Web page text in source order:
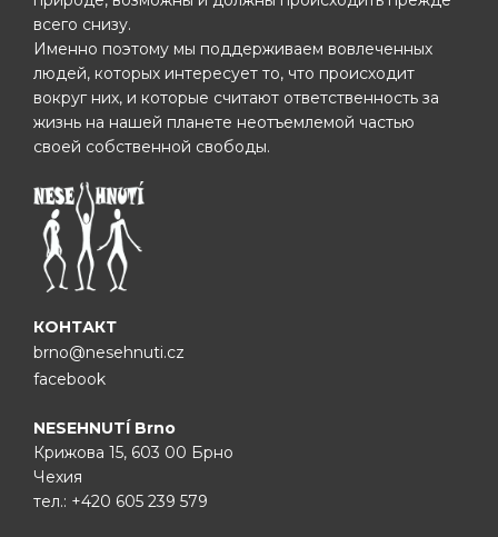
всего снизу.
Именно поэтому мы поддерживаем вовлеченных
людей, которых интересует то, что происходит
вокруг них, и которые считают ответственность за
жизнь на нашей планете неотъемлемой частью
своей собственной свободы.
КОНТАКТ
brno@nesehnuti.cz
facebook
NESEHNUTÍ Brno
Крижова 15, 603 00 Брно
Чехия
тел.: +420 605 239 579